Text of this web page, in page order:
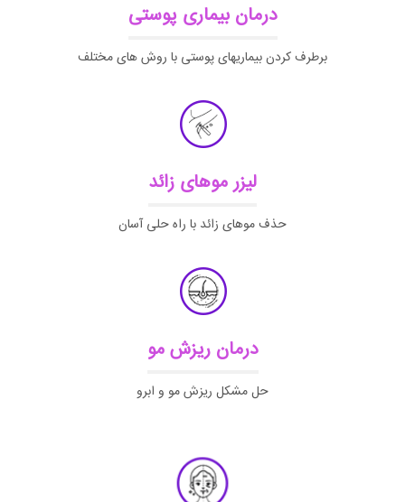
درمان بیماری پوستی
برطرف کردن بیماریهای پوستی با روش های مختلف
لیزر موهای زائد
حذف موهای زائد با راه حلی آسان
درمان ریزش مو
حل مشکل ریزش مو و ابرو